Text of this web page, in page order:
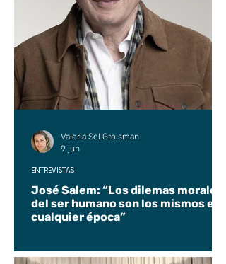
José Salem: “Los dilemas morales
del ser humano son los mismos en
cualquier época”
ENTREVISTAS
Valeria Sol Groisman
9 jun